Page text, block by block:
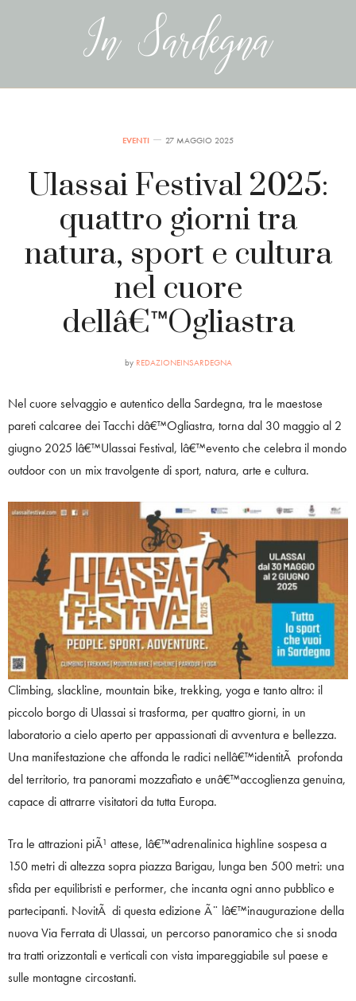
EVENTI 27 MAGGIO 2025
Ulassai Festival 2025:
quattro giorni tra
natura, sport e cultura
nel cuore
dellâ€™Ogliastra
by REDAZIONEINSARDEGNA
Nel cuore selvaggio e autentico della Sardegna, tra le maestose
pareti calcaree dei Tacchi dâ€™Ogliastra, torna dal 30 maggio al 2
giugno 2025 lâ€™Ulassai Festival, lâ€™evento che celebra il mondo
outdoor con un mix travolgente di sport, natura, arte e cultura.
Climbing, slackline, mountain bike, trekking, yoga e tanto altro: il
piccolo borgo di Ulassai si trasforma, per quattro giorni, in un
laboratorio a cielo aperto per appassionati di avventura e bellezza.
Una manifestazione che affonda le radici nellâ€™identitÃ profonda
del territorio, tra panorami mozzafiato e unâ€™accoglienza genuina,
capace di attrarre visitatori da tutta Europa.
Tra le attrazioni piÃ¹ attese, lâ€™adrenalinica highline sospesa a
150 metri di altezza sopra piazza Barigau, lunga ben 500 metri: una
sfida per equilibristi e performer, che incanta ogni anno pubblico e
partecipanti. NovitÃ di questa edizione Ã¨ lâ€™inaugurazione della
nuova Via Ferrata di Ulassai, un percorso panoramico che si snoda
tra tratti orizzontali e verticali con vista impareggiabile sul paese e
sulle montagne circostanti.